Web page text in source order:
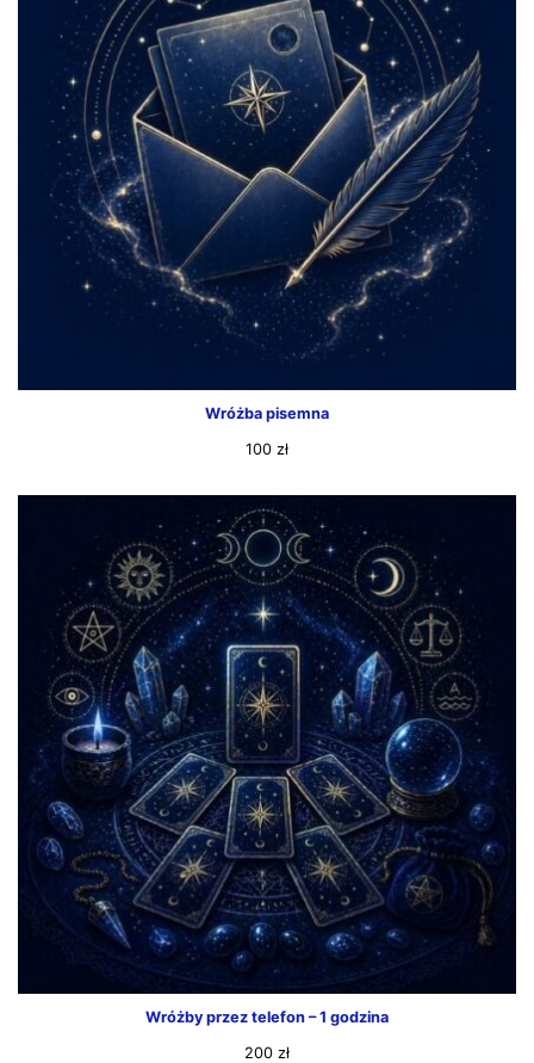
Wróżba pisemna
100 zł
Wróżby przez telefon – 1 godzina
200 zł